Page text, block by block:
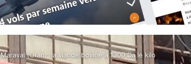
Maraval (Oran): la viande bovine à 1300 Da le kilo